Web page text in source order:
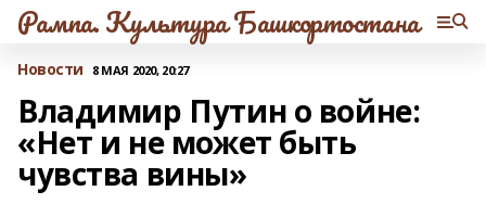
Рампа. Культура Башкортостана
Новости 8 МАЯ 2020, 20:27
Владимир Путин о войне:
«Нет и не может быть
чувства вины»